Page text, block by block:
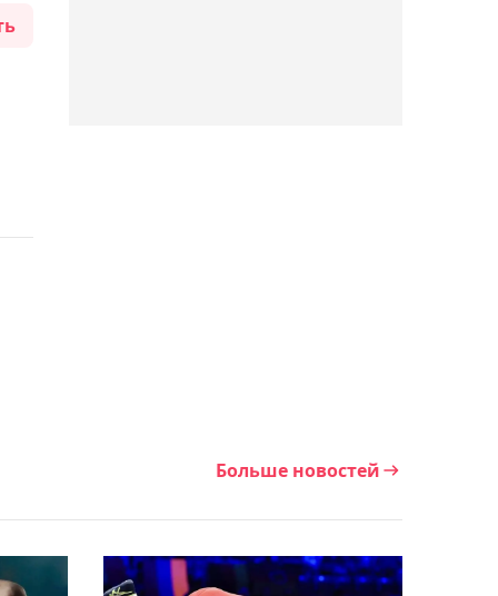
Асылжан Арыстанбекова
втором круге турнира в
Больше новостей